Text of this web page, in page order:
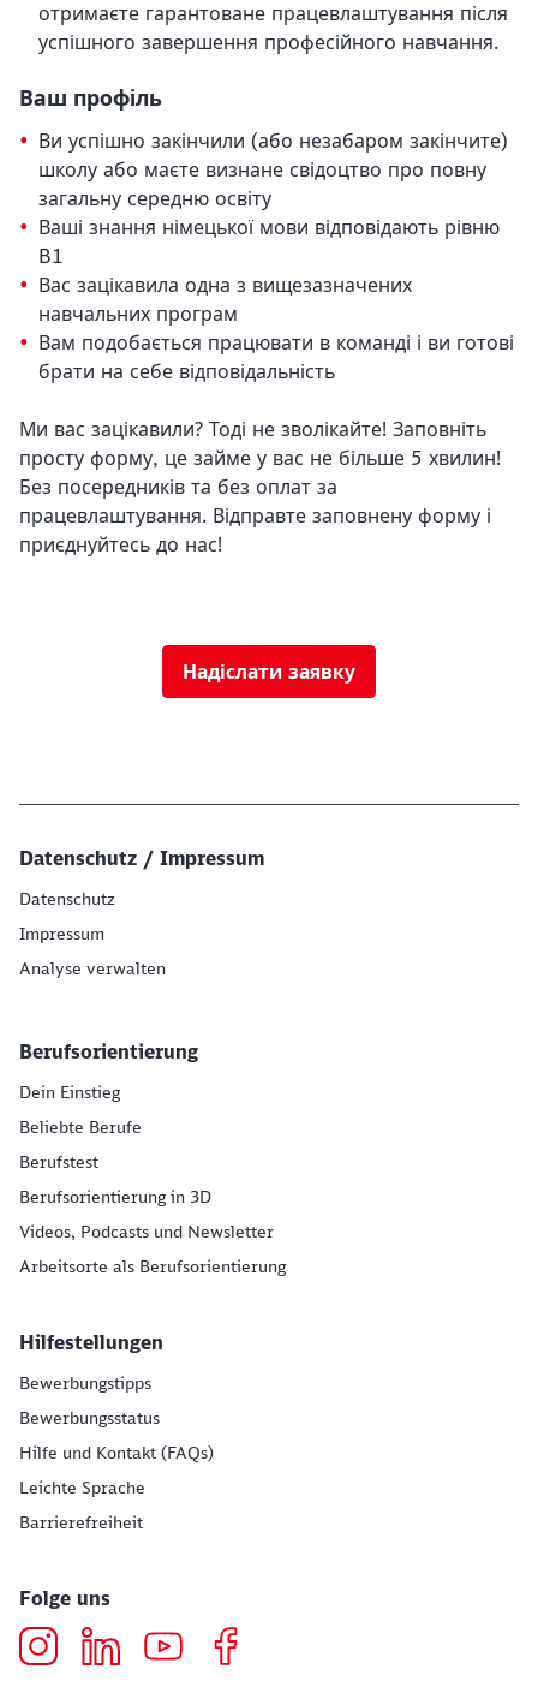
отримаєте гарантоване працевлаштування після
успішного завершення професійного навчання.
Ваш профіль
Ви успішно закінчили (або незабаром закінчите)
школу або маєте визнане свідоцтво про повну
загальну середню освіту
Ваші знання німецької мови відповідають рівню
B1
Вас зацікавила одна з вищезазначених
навчальних програм
Вам подобається працювати в команді і ви готові
брати на себе відповідальність
Ми вас зацікавили? Тоді не зволікайте! Заповніть
просту форму, це займе у вас не більше 5 хвилин!
Без посередників та без оплат за
працевлаштування. Відправте заповнену форму і
приєднуйтесь до нас!
Надіслати заявку
Datenschutz / Impressum
Datenschutz
Impressum
Analyse verwalten
Berufsorientierung
Dein Einstieg
Beliebte Berufe
Berufstest
Berufsorientierung in 3D
Videos, Podcasts und Newsletter
Arbeitsorte als Berufsorientierung
Hilfestellungen
Bewerbungstipps
Bewerbungsstatus
Hilfe und Kontakt (FAQs)
Leichte Sprache
Barrierefreiheit
Folge uns